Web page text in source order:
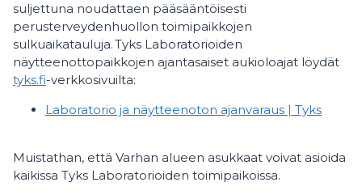
suljettuna noudattaen pääsääntöisesti
perusterveydenhuollon toimipaikkojen
sulkuaikatauluja. Tyks Laboratorioiden
näytteenottopaikkojen ajantasaiset aukioloajat löydät
tyks.fi-verkkosivuilta:
Laboratorio ja näytteenoton ajanvaraus | Tyks
Muistathan, että Varhan alueen asukkaat voivat asioida
kaikissa Tyks Laboratorioiden toimipaikoissa.